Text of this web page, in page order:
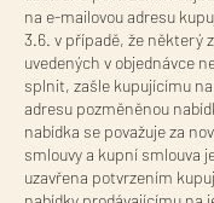
na e-mailovou adresu
3.6. v případě, že některý
uvedených v objednávce
splnit, zašle kupujícímu
adresu pozměněnou
nabídka se považuje za
smlouvy a kupní smlouva
uzavřena potvrzením